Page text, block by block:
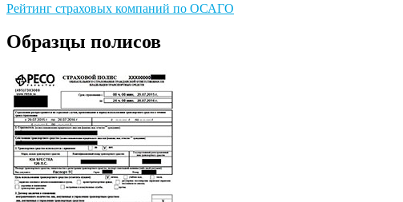
Рейтинг страховых компаний по ОСАГО
Образцы полисов